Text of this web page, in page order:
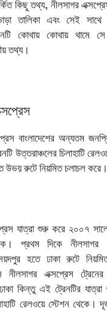
কিছু তথ্য, নীলসাগর
তালিকা এবং সেই সাথে
কোথায় কোথায় থামে সে
তথ্য।
বাংলাদেশের অন্যতম
উত্তরাঞ্চলের চিলাহাটি
উভয় রুটে নিয়মিত চলাচল করে।
যাত্রা শুরু করে ২০০৭
প্রথম দিকে নীলসাগর
হতে ঢাকা রুটে
এক্সপ্রেস ট্রেনের
কিন্তু এই ট্রেনটির যাত্রা
রেলওয়ে স্টেশন থেকে।